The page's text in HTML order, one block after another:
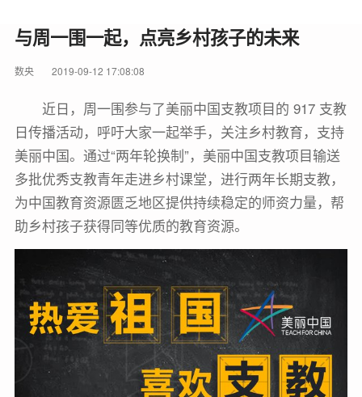
与周一围一起，点亮乡村孩子的未来
数央 2019-09-12 17:08:08
近日，周一围参与了美丽中国支教项目的 917 支教
日传播活动，呼吁大家一起举手，关注乡村教育，支持
美丽中国。通过“两年轮换制”，美丽中国支教项目输送
多批优秀支教青年走进乡村课堂，进行两年长期支教，
为中国教育资源匮乏地区提供持续稳定的师资力量，帮
助乡村孩子获得同等优质的教育资源。